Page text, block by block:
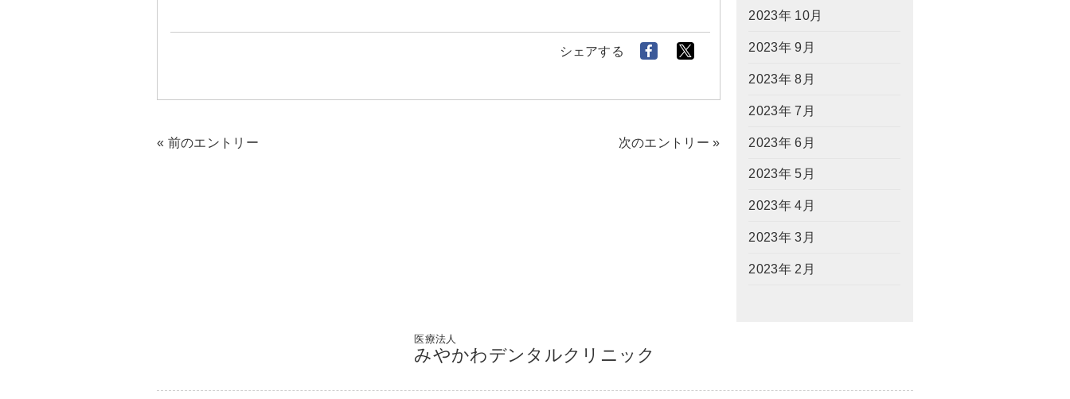
シェアする
« 前のエントリー 次のエントリー »
2023年 10月
2023年 9月
2023年 8月
2023年 7月
2023年 6月
2023年 5月
2023年 4月
2023年 3月
2023年 2月
医療法人
みやかわデンタルクリニック